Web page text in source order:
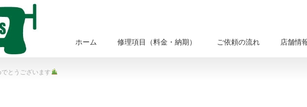
ホーム 修理項目（料金・納期） ご依頼の流れ 店舗情
とうございます